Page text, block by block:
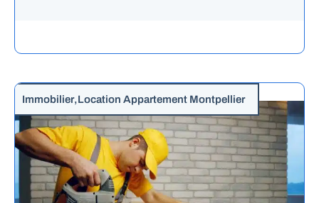
Immobilier,Location Appartement Montpellier